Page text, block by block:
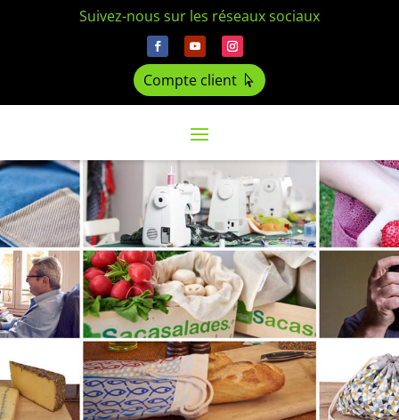
Suivez-nous sur les réseaux sociaux
Compte client